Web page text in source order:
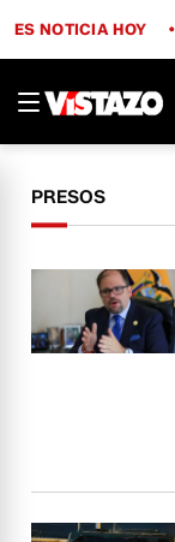
ES NOTICIA HOY
PRESOS